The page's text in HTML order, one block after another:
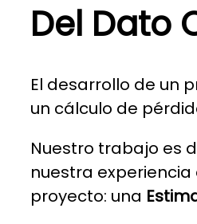
Del Dato
El desarrollo de un
un cálculo de
Nuestro trabajo es
nuestra
proyecto: una